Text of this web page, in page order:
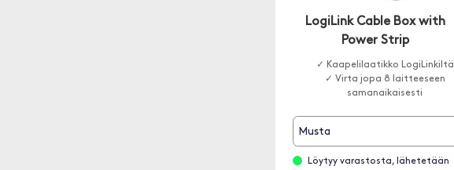
LogiLink Cable Box with
Power Strip
✓ Kaapelilaatikko LogiLinkiltä
✓ Virta jopa 8 laitteeseen
samanaikaisesti
Musta
Löytyy varastosta, lähetetään